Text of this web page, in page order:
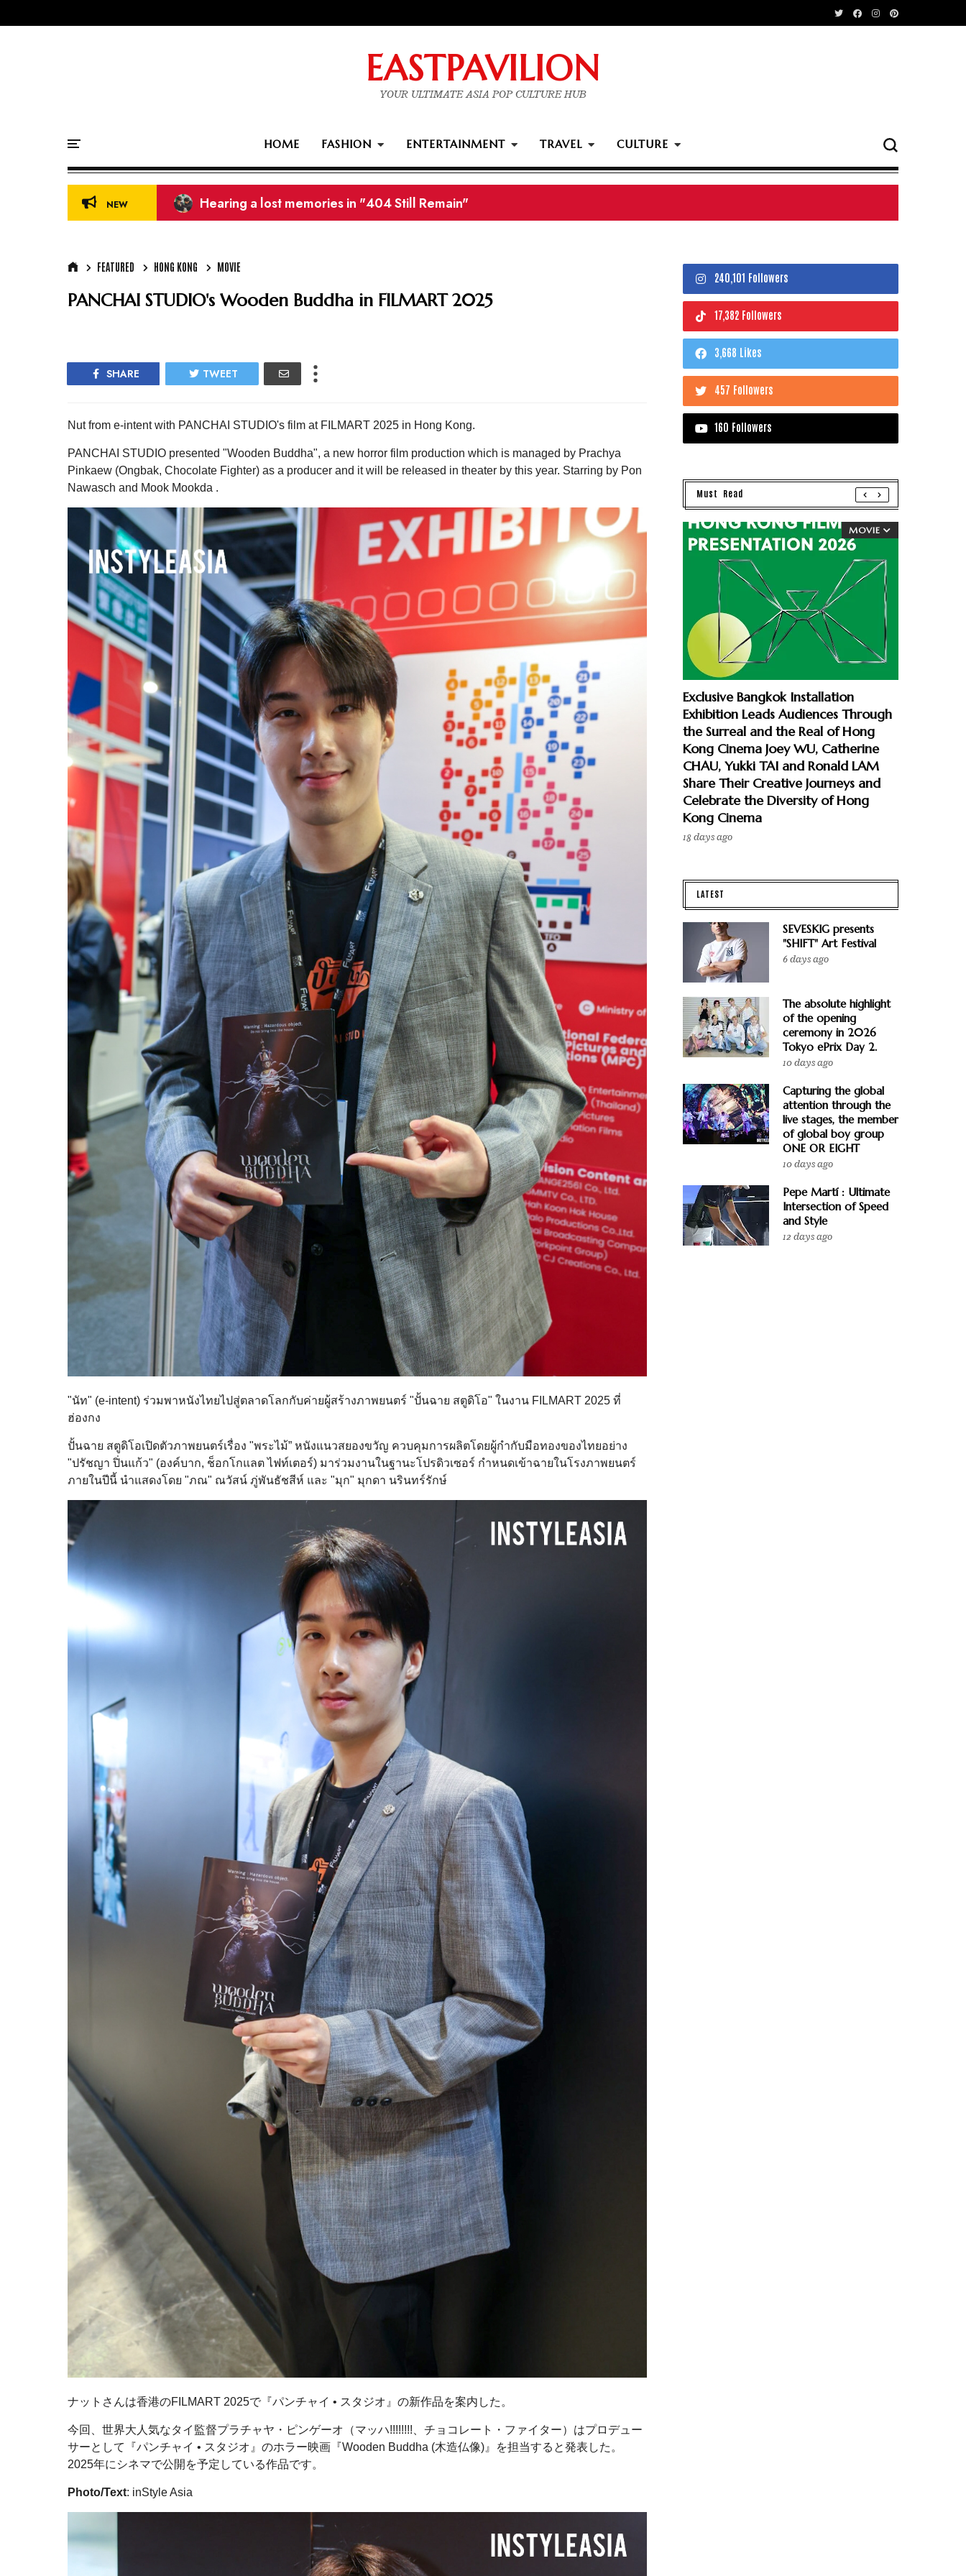
EASTPAVILION
YOUR ULTIMATE ASIA POP CULTURE HUB
HOME FASHION ENTERTAINMENT TRAVEL CULTURE
NEW 39th Golden Disc Awards winners
FEATURED HONG KONG MOVIE
PANCHAI STUDIO's Wooden Buddha in FILMART 2025
SHARE TWEET
Nut from e-intent with PANCHAI STUDIO's film at FILMART 2025 in Hong Kong.
PANCHAI STUDIO presented "Wooden Buddha", a new horror film production which is managed by Prachya
Pinkaew (Ongbak, Chocolate Fighter) as a producer and it will be released in theater by this year. Starring by Pon
Nawasch and Mook Mookda .
"นัท" (e-intent) ร่วมพาหนังไทยไปสู่ตลาดโลกกับค่ายผู้สร้างภาพยนตร์ "ปั้นฉาย สตูดิโอ" ในงาน FILMART 2025 ที่
ฮ่องกง
ปั้นฉาย สตูดิโอเปิดตัวภาพยนตร์เรื่อง "พระไม้” หนังแนวสยองขวัญ ควบคุมการผลิตโดยผู้กำกับมือทองของไทยอย่าง
"ปรัชญา ปิ่นแก้ว" (องค์บาก, ช็อกโกแลต ไฟท์เตอร์) มาร่วมงานในฐานะโปรดิวเซอร์ กำหนดเข้าฉายในโรงภาพยนตร์
ภายในปีนี้ นำแสดงโดย "ภณ" ณวัสน์ ภู่พันธัชสีห์ และ "มุก" มุกดา นรินทร์รักษ์
ナットさんは香港のFILMART 2025で『パンチャイ • スタジオ』の新作品を案内した。
今回、世界大人気なタイ監督プラチャヤ・ピンゲーオ（マッハ!!!!!!!!、チョコレート・ファイター）はプロデュー
サーとして『パンチャイ • スタジオ』のホラー映画『Wooden Buddha (木造仏像)』を担当すると発表した。
2025年にシネマで公開を予定している作品です。
Photo/Text: inStyle Asia
240,101 Followers
17,382 Followers
3,668 Likes
457 Followers
160 Followers
Must Read
MOVIE
Exclusive Bangkok Installation
Exhibition Leads Audiences Through
the Surreal and the Real of Hong
Kong Cinema Joey WU, Catherine
CHAU, Yukki TAI and Ronald LAM
Share Their Creative Journeys and
Celebrate the Diversity of Hong
Kong Cinema
18 days ago
LATEST
SEVESKIG presents
"SHIFT" Art Festival
6 days ago
The absolute highlight
of the opening
ceremony in 2026
Tokyo ePrix Day 2.
10 days ago
Capturing the global
attention through the
live stages, the member
of global boy group
ONE OR EIGHT
10 days ago
Pepe Martí : Ultimate
Intersection of Speed
and Style
12 days ago